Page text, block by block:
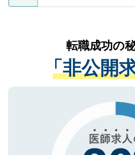
ているすべての個人デ
は、個人情報の取り扱
管理基準を満たした事
る、プライバシーマー
で、機密保持に関して
かがいして、現在の医
経験をまじえながら、
させていただきます。
ない方には、長期的な
ので、まずはご登録く
転職成功の
「非公開